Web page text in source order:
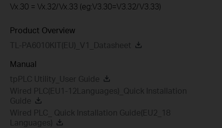
Vx.30 = Vx.32/Vx.33 (eg:V3.30=V3.32/V3.33)
Product Overview
TL-PA6010KIT(EU)_V1_Datasheet
Manual
tpPLC Utility_User Guide
Wired PLC(EU1-12Languages)_Quick Installation
Guide
Wired PLC_ Quick Installation Guide(EU2_18
Languages)